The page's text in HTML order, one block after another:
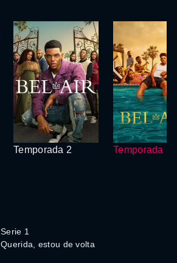
Temporada 2 Temporada 3
Serie 1
Querida, estou de volta